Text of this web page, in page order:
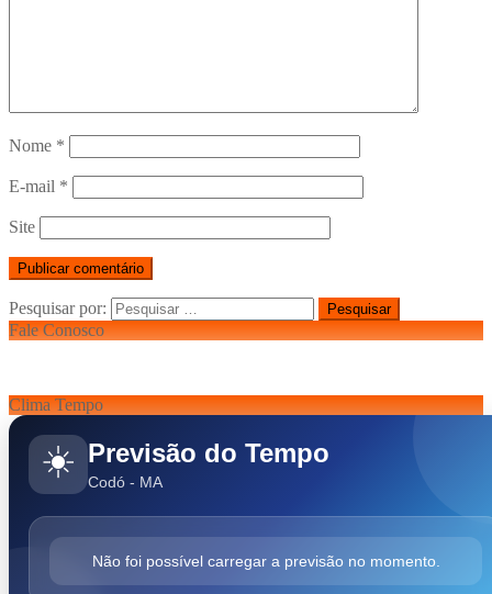
Nome *
E-mail *
Site
Pesquisar por:
Fale Conosco
Clima Tempo
☀️ Previsão do Tempo
Codó - MA
Não foi possível carregar a previsão no momento.